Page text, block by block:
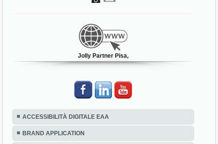
Jolly Partner Pisa,
ACCESSIBILITÀ DIGITALE EAA
BRAND APPLICATION